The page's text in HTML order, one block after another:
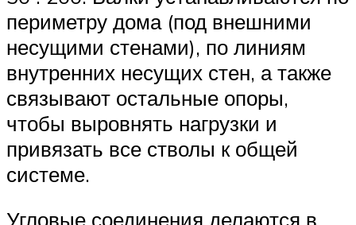
периметру дома (под внешними
несущими стенами), по линиям
внутренних несущих стен, а также
связывают остальные опоры,
чтобы выровнять нагрузки и
привязать все стволы к общей
системе.
Угловые соединения делаются в